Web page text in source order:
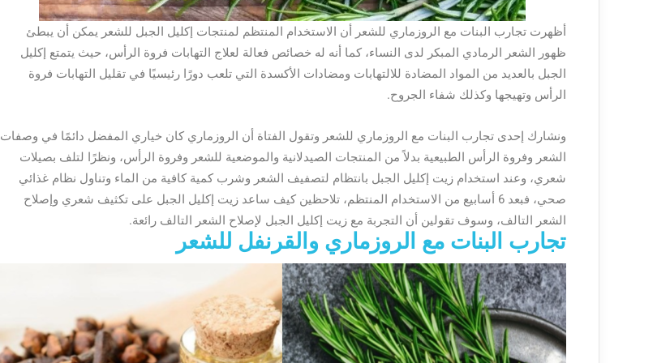
أظهرت تجارب البنات مع الروزماري للشعر أن الاستخدام المنتظم لمنتجات إكليل الجبل للشعر يمكن أن يبطئ
ظهور الشعر الرمادي المبكر لدى النساء، كما أنه له خصائص فعالة لعلاج التهابات فروة الرأس، حيث يتمتع إكليل
الجبل بالعديد من المواد المضادة للالتهابات ومضادات الأكسدة التي تلعب دورًا رئيسيًا في تقليل التهابات فروة
الرأس وتهيجها وكذلك شفاء الجروح.
ونشارك إحدى تجارب البنات مع الروزماري للشعر وتقول الفتاة أن الروزماري كان خياري المفضل دائمًا في وصفات
الشعر وفروة الرأس الطبيعية بدلاً من المنتجات الصيدلانية والموضعية للشعر وفروة الرأس، ونظرًا لتلف بصيلات
شعري، وعند استخدام زيت إكليل الجبل بانتظام لتصفيف الشعر وشرب كمية كافية من الماء وتناول نظام غذائي
صحي، فبعد 6 أسابيع من الاستخدام المنتظم، تلاحظين كيف ساعد زيت إكليل الجبل على تكثيف شعري وإصلاح
الشعر التالف، وسوف تقولين أن التجربة مع زيت إكليل الجبل لإصلاح الشعر التالف رائعة.
تجارب البنات مع الروزماري والقرنفل للشعر